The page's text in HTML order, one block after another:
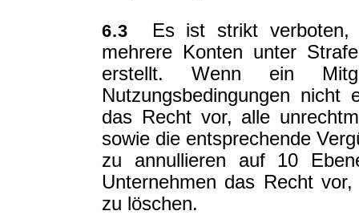
6.3 Es ist strikt verboten,
mehrere Konten unter
erstellt. Wenn ein
Nutzungsbedingungen
das Recht vor, alle
sowie die entsprechende
zu annullieren auf 10
Unternehmen das Recht
zu löschen.